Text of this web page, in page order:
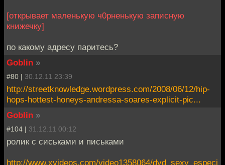
[открывает маленькую ч0рненькую записную
книжечку]
по какому адресу паритесь?
Goblin »
#80 | 30.12.11 23:39
http://streetknowledge.wordpress.com/2008/06/12/hip-
hops-hottest-honeys-andressa-soares-explicit-pic...
Goblin »
#104 | 31.12.11 00:12
ролик с сиськами и письками
http://www.xvideos.com/video1358064/dvd_sexy_especi